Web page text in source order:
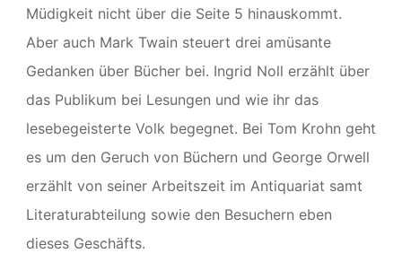
Müdigkeit nicht über die Seite 5 hinauskommt.
Aber auch Mark Twain steuert drei amüsante
Gedanken über Bücher bei. Ingrid Noll erzählt über
das Publikum bei Lesungen und wie ihr das
lesebegeisterte Volk begegnet. Bei Tom Krohn geht
es um den Geruch von Büchern und George Orwell
erzählt von seiner Arbeitszeit im Antiquariat samt
Literaturabteilung sowie den Besuchern eben
dieses Geschäfts.